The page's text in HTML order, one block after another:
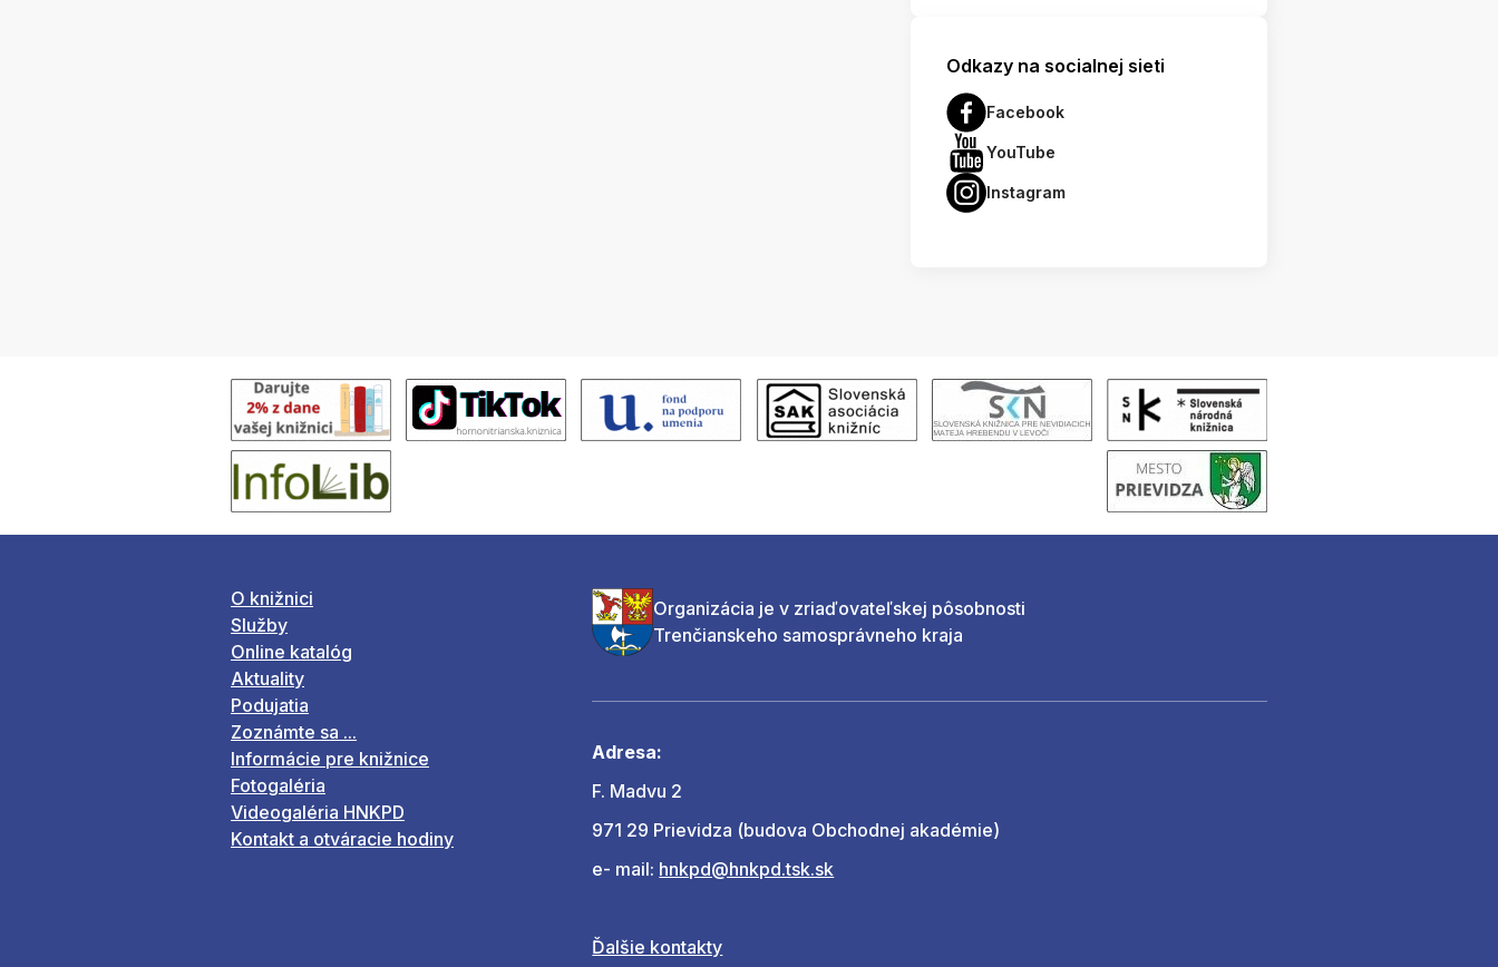
Odkazy na socialnej sieti
Facebook
YouTube
Instagram
O knižnici
Služby
Online katalóg
Aktuality
Podujatia
Zoznámte sa ...
Informácie pre knižnice
Fotogaléria
Videogaléria HNKPD
Kontakt a otváracie hodiny
Organizácia je v zriaďovateľskej pôsobnosti
Trenčianskeho samosprávneho kraja
Adresa:
F. Madvu 2
971 29 Prievidza (budova Obchodnej akadémie)
e- mail: hnkpd@hnkpd.tsk.sk
Ďalšie kontakty